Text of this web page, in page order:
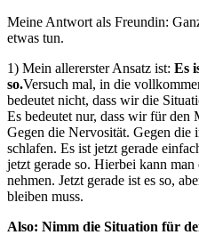
Meine Antwort als Freundin:
etwas tun.
1) Mein allererster Ansatz ist: Es
so.Versuch mal, in die
bedeutet nicht, dass wir die
Es bedeutet nur, dass wir für den
Gegen die Nervosität. Gegen die
schlafen. Es ist jetzt gerade
jetzt gerade so. Hierbei kann
nehmen. Jetzt gerade ist es so,
bleiben muss.
Also: Nimm die Situation für